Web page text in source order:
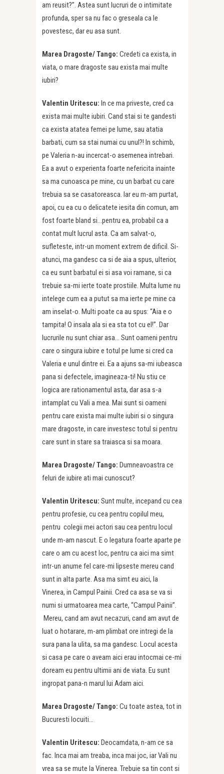
am reusit?”. Astea sunt lucruri de o intimitate
profunda, sper sa nu fac o greseala ca le
povestesc, dar eu asa sunt.
Marea Dragoste/ Tango: Credeti ca exista, in
viata, o mare dragoste sau exista mai multe
iubiri?
Valentin Uritescu: In ce ma priveste, cred ca
exista mai multe iubiri. Cand stai si te gandesti
ca exista atatea femei pe lume, sau atatia
barbati, cum sa stai numai cu unul?! In schimb,
pe Valeria n-au incercat-o asemenea intrebari.
Ea a avut o experienta foarte nefericita inainte
sa ma cunoasca pe mine, cu un barbat cu care
trebuia sa se casatoreasca. Iar eu m-am purtat,
apoi, cu ea cu o delicatete iesita din comun, am
fost foarte bland si…pentru ea, probabil ca a
contat mult lucrul asta. Ca am salvat-o,
sufleteste, intr-un moment extrem de dificil. Si-
atunci, ma gandesc ca si de aia a spus, ulterior,
ca eu sunt barbatul ei si asa voi ramane, si ca
trebuie sa-mi ierte toate prostiile. Multa lume nu
intelege cum ea a putut sa ma ierte pe mine ca
am inselat-o. Multi poate ca au spus: “Aia e o
tampita! O insala ala si ea sta tot cu el!”. Dar
lucrurile nu sunt chiar asa… Sunt oameni pentru
care o singura iubire e totul pe lume si cred ca
Valeria e unul dintre ei. Ea a ajuns sa-mi iubeasca
pana si defectele, imagineaza-ti! Nu stiu ce
logica are rationamentul asta, dar asa s-a
intamplat cu Vali a mea. Mai sunt si oameni
pentru care exista mai multe iubiri si o singura
mare dragoste, in care investesc totul si pentru
care sunt in stare sa traiasca si sa moara.
Marea Dragoste/ Tango: Dumneavoastra ce
feluri de iubire ati mai cunoscut?
Valentin Uritescu: Sunt multe, incepand cu cea
pentru profesie, cu cea pentru copilul meu,
pentru colegii mei actori sau cea pentru locul
unde m-am nascut. E o legatura foarte aparte pe
care o am cu acest loc, pentru ca aici ma simt
intr-un anume fel care-mi lipseste mereu cand
sunt in alta parte. Asa ma simt eu aici, la
Vinerea, in Campul Painii. Cred ca asa se va si
numi si urmatoarea mea carte, “Campul Painii”.
Mereu, cand am avut necazuri, cand am avut de
luat o hotarare, m-am plimbat ore intregi de la
sura pana la ulita, sa ma gandesc. Locul acesta
si casa pe care o aveam aici erau intocmai ce-mi
doream eu pentru ultimii ani de viata. Eu sunt
ingropat pana-n marul lui Adam aici.
Marea Dragoste/ Tango: Cu toate astea, tot in
Bucuresti locuiti…
Valentin Uritescu: Deocamdata, n-am ce sa
fac. Inca mai am treaba, inca mai joc, iar Vali nu
vrea sa se mute la Vinerea. Trebuie sa tin cont si